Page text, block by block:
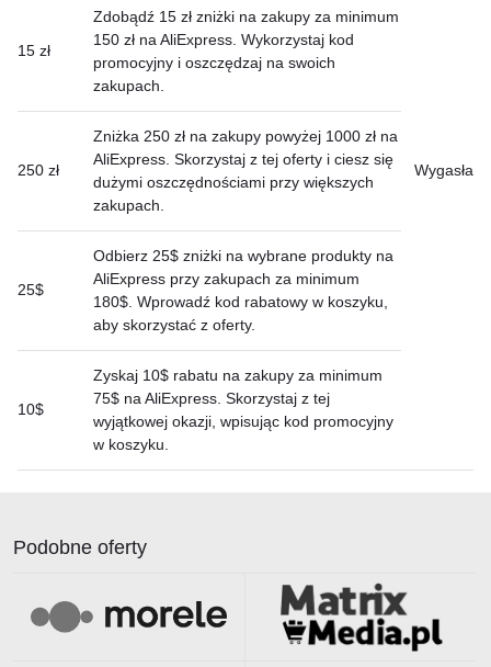
Wygasła
15 zł
Zdobądź 15 zł zniżki na zakupy za minimum
150 zł na AliExpress. Wykorzystaj kod
promocyjny i oszczędzaj na swoich
zakupach.
250 zł
Zniżka 250 zł na zakupy powyżej 1000 zł na
AliExpress. Skorzystaj z tej oferty i ciesz się
dużymi oszczędnościami przy większych
zakupach.
25$
Odbierz 25$ zniżki na wybrane produkty na
AliExpress przy zakupach za minimum
180$. Wprowadź kod rabatowy w koszyku,
aby skorzystać z oferty.
10$
Zyskaj 10$ rabatu na zakupy za minimum
75$ na AliExpress. Skorzystaj z tej
wyjątkowej okazji, wpisując kod promocyjny
w koszyku.
Podobne oferty